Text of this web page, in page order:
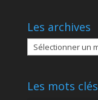
Les archives
Les
archives
Les mots clés